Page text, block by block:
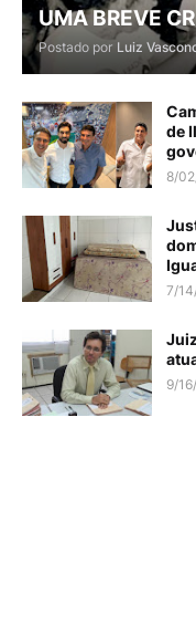
UMA BREVE
Postado por Luiz
de
8/
7/
9/